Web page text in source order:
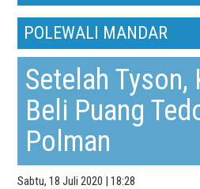
POLEWALI MANDAR
Setelah
Beli Puang
Polman
Sabtu, 18 Juli 2020 | 18:28